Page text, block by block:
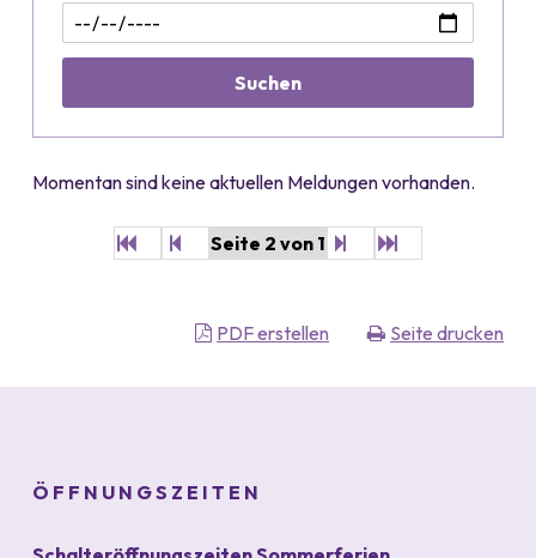
Suchen
Momentan sind keine aktuellen Meldungen vorhanden.
Start zurück
Seite 2 von 1 weiter
PDF erstellen Seite drucken
ÖFFNUNGSZEITEN